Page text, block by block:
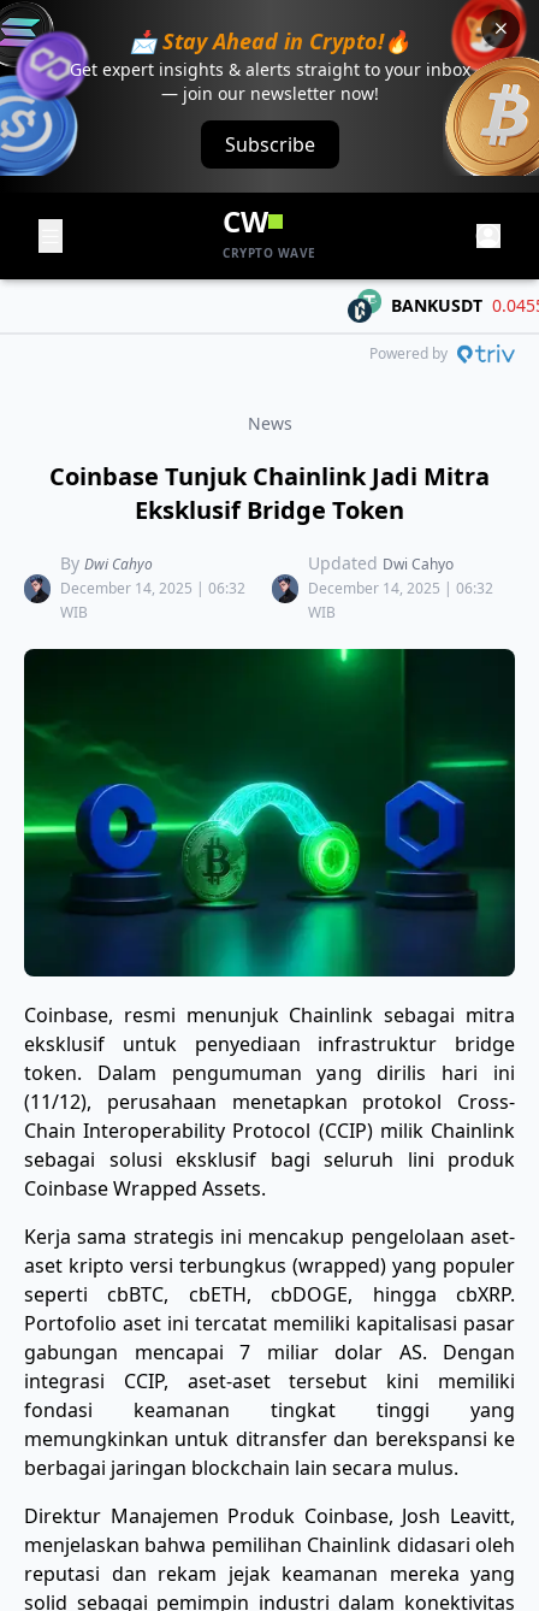
📩 Stay Ahead in Crypto!🔥
Get expert insights & alerts straight to your inbox
— join our newsletter now!
Subscribe
CW
CRYPTO WAVE
BANKUSDT 0.04552
Powered by
News
Coinbase Tunjuk Chainlink Jadi Mitra
Eksklusif Bridge Token
By Dwi Cahyo
December 14, 2025 | 06:32
WIB
Updated Dwi Cahyo
December 14, 2025 | 06:32
WIB
​Coinbase, resmi menunjuk Chainlink sebagai mitra
eksklusif untuk penyediaan infrastruktur bridge
token. Dalam pengumuman yang dirilis hari ini
(11/12), perusahaan menetapkan protokol Cross-
Chain Interoperability Protocol (CCIP) milik Chainlink
sebagai solusi eksklusif bagi seluruh lini produk
Coinbase Wrapped Assets.
​Kerja sama strategis ini mencakup pengelolaan aset-
aset kripto versi terbungkus (wrapped) yang populer
seperti cbBTC, cbETH, cbDOGE, hingga cbXRP.
Portofolio aset ini tercatat memiliki kapitalisasi pasar
gabungan mencapai 7 miliar dolar AS. Dengan
integrasi CCIP, aset-aset tersebut kini memiliki
fondasi keamanan tingkat tinggi yang
memungkinkan untuk ditransfer dan berekspansi ke
berbagai jaringan blockchain lain secara mulus.
​Direktur Manajemen Produk Coinbase, Josh Leavitt,
menjelaskan bahwa pemilihan Chainlink didasari oleh
reputasi dan rekam jejak keamanan mereka yang
solid sebagai pemimpin industri dalam konektivitas